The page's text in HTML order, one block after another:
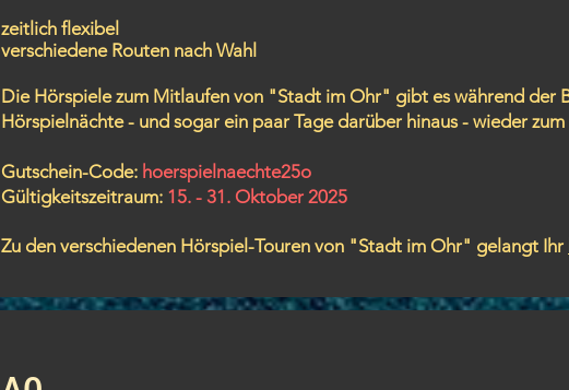
zeitlich flexibel
verschiedene Routen nach Wahl
Die Hörspiele zum Mitlaufen von "Stadt im Ohr" gibt es während der
Hörspielnächte - und sogar ein paar Tage darüber hinaus - wieder zum
Gutschein-Code: hoerspielnaechte25o
Gültigkeitszeitraum: 15. - 31. Oktober 2025
Zu den verschiedenen Hörspiel-Touren von "Stadt im Ohr" gelangt Ihr